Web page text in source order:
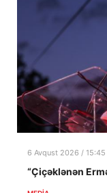
6 Avqust 2026 / 15:45
“Çiçəklənən